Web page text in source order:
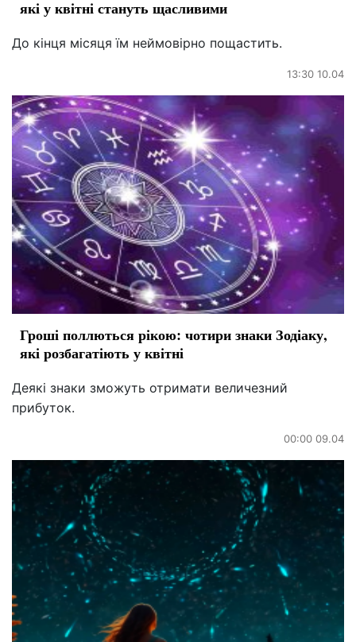
які у квітні стануть щасливими
До кінця місяця їм неймовірно пощастить.
13:30 10.04
Гроші поллються рікою: чотири знаки Зодіаку,
які розбагатіють у квітні
Деякі знаки зможуть отримати величезний
прибуток.
00:00 09.04